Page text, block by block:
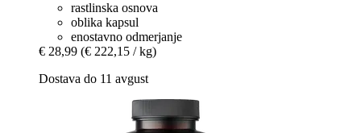
rastlinska osnova
oblika kapsul
enostavno odmerjanje
€ 28,99 (€ 222,15 / kg)
Dostava do 11 avgust